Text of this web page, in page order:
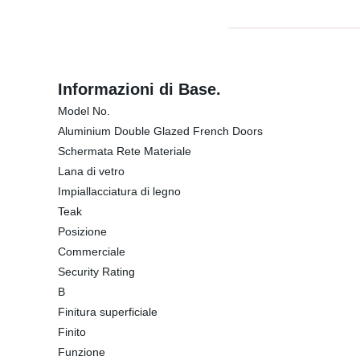
Informazioni di Base.
Model No.
Aluminium Double Glazed French Doors
Schermata Rete Materiale
Lana di vetro
Impiallacciatura di legno
Teak
Posizione
Commerciale
Security Rating
B
Finitura superficiale
Finito
Funzione